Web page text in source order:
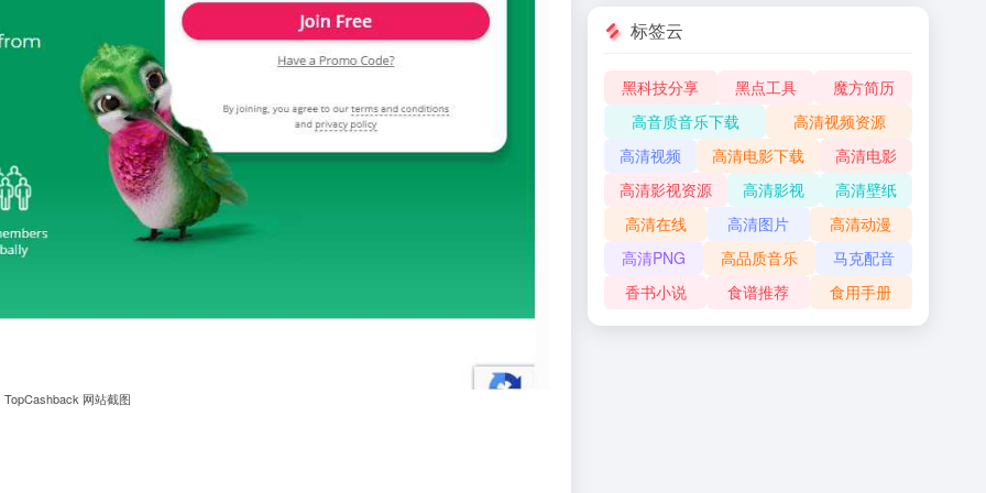
TopCashback 网站截图
标签云
黑科技分享 黑点工具
魔方简历
高音质音乐下载
高清视频资源
高清视频
高清电影下载
高清电影
高清影视资源
高清影视
高清壁纸
高清在线
高清图片
高清动漫
高清PNG
高品质音乐
马克配音
香书小说
食谱推荐 食用手册